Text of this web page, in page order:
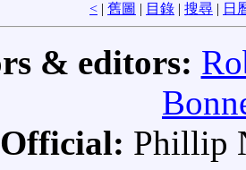
< | 舊圖 | 目錄 | 搜尋 | 日
& editors:
Phillip